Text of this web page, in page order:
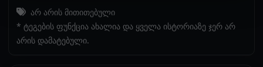
არ არის მითითებული
* ტეგების ფუნქცია ახალია და ყველა ისტორიაზე ჯერ არ
არის დამატებული.